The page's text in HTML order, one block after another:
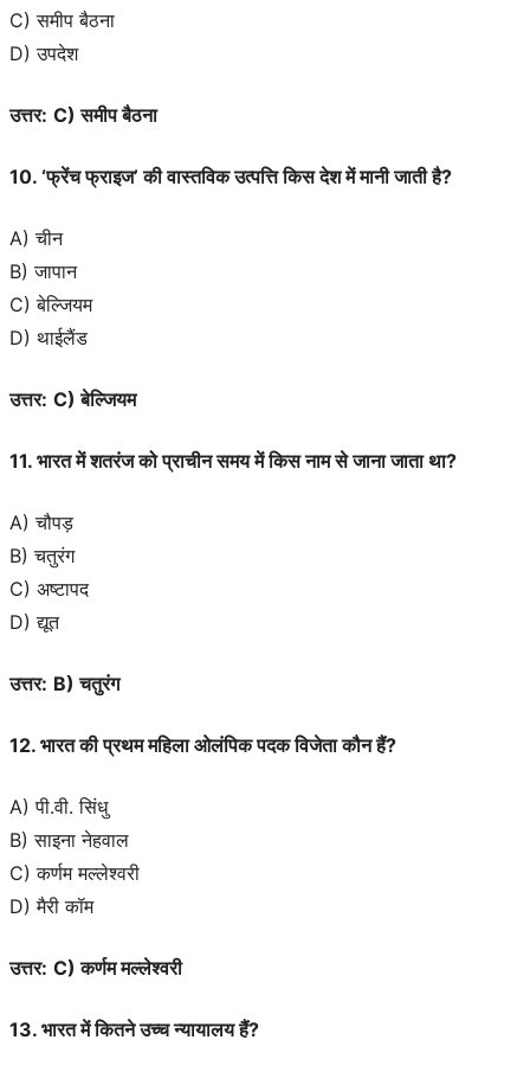
C) समीप बैठना
D) उपदेश
उत्तर: C) समीप बैठना
10. ‘फ्रेंच फ्राइज’ की वास्तविक उत्पत्ति किस देश में मानी जाती है?
A) चीन
B) जापान
C) बेल्जियम
D) थाईलैंड
उत्तर: C) बेल्जियम
11. भारत में शतरंज को प्राचीन समय में किस नाम से जाना जाता था?
A) चौपड़
B) चतुरंग
C) अष्टापद
D) द्यूत
उत्तर: B) चतुरंग
12. भारत की प्रथम महिला ओलंपिक पदक विजेता कौन हैं?
A) पी.वी. सिंधु
B) साइना नेहवाल
C) कर्णम मल्लेश्वरी
D) मैरी कॉम
उत्तर: C) कर्णम मल्लेश्वरी
13. भारत में कितने उच्च न्यायालय हैं?